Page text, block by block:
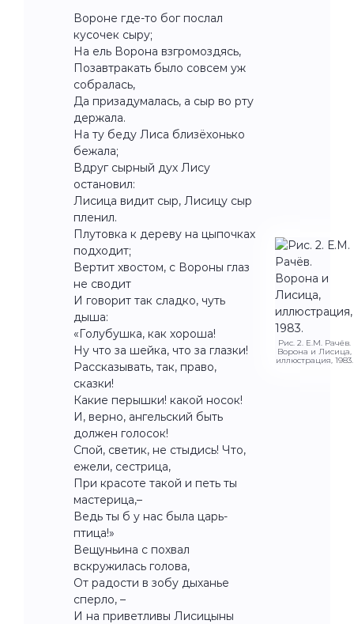
Вороне где-то бог послал
кусочек сыру;
На ель Ворона взгромоздясь,
Позавтракать было совсем уж
собралась,
Да призадумалась, а сыр во рту
держала.
На ту беду Лиса близёхонько
бежала;
Вдруг сырный дух Лису
остановил:
Лисица видит сыр, Лисицу сыр
пленил.
Плутовка к дереву на цыпочках
подходит;
Вертит хвостом, с Вороны глаз
не сводит
И говорит так сладко, чуть
дыша:
«Голубушка, как хороша!
Ну что за шейка, что за глазки!
Рассказывать, так, право,
сказки!
Какие перышки! какой носок!
И, верно, ангельский быть
должен голосок!
Спой, светик, не стыдись! Что,
ежели, сестрица,
При красоте такой и петь ты
мастерица,–
Ведь ты б у нас была царь-
птица!»
Вещуньина с похвал
вскружилась голова,
От радости в зобу дыханье
сперло, –
И на приветливы Лисицыны
Рис. 2. Е.М. Рачёв.
Ворона и Лисица,
иллюстрация, 1983.